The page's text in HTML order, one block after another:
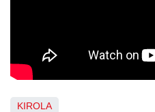
KIROLA